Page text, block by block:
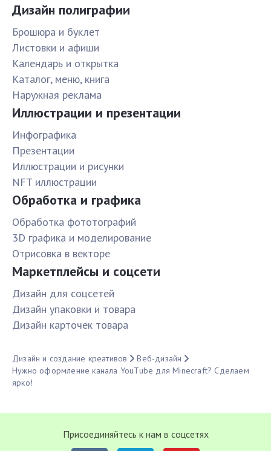
Дизайн полиграфии
Брошюра и буклет
Листовки и афиши
Календарь и открытка
Каталог, меню, книга
Наружная реклама
Иллюстрации и презентации
Инфографика
Презентации
Иллюстрации и рисунки
NFT иллюстрации
Обработка и графика
Обработка фототографий
3D графика и моделирование
Отрисовка в векторе
Маркетплейсы и соцсети
Дизайн для соцсетей
Дизайн упаковки и товара
Дизайн карточек товара
Дизайн и создание креативов
Веб-дизайн
Нужно оформление канала YouTube для Minecraft? Сделаем
ярко!
Присоединяйтесь к нам в соцсетях